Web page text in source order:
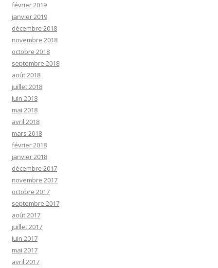
février 2019
janvier 2019
décembre 2018
novembre 2018
octobre 2018
septembre 2018
août 2018
juillet 2018
juin 2018
mai 2018
avril 2018
mars 2018
février 2018
janvier 2018
décembre 2017
novembre 2017
octobre 2017
septembre 2017
août 2017
juillet 2017
juin 2017
mai 2017
avril 2017